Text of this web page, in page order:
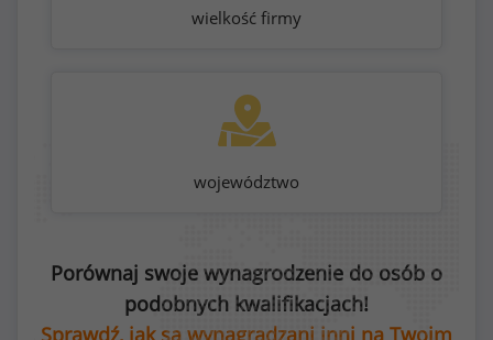
wielkość firmy
województwo
Porównaj swoje wynagrodzenie do osób o
podobnych kwalifikacjach!
Sprawdź, jak są wynagradzani inni na Twoim